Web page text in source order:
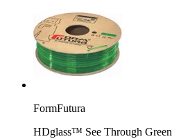
FormFutura
HDglass™ See Through Green